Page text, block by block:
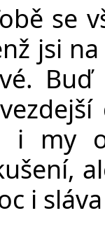
se
ž jsi
Buď
vezdejší
i my
šení,
i